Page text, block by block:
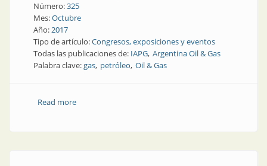
Número:325
Mes:Octubre
Año:2017
Tipo de artículo:Congresos, exposiciones y eventos
Todas las publicaciones de: IAPG Argentina Oil & Gas
Palabra clave:gas petróleo Oil & Gas
Read moreabout Recursos naturales | Gas y petróleo tuvieron